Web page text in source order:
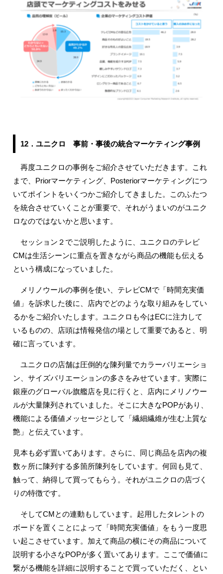
12．ユニクロ 事前・事後の統合マーケティング事例
再度ユニクロの事例をご紹介させていただきます。これ
まで、Priorマーケティング、Posteriorマーケティングにつ
いてポイントをいくつかご紹介してきました。このふたつ
を統合させていくことが重要で、それがうまいのがユニク
ロなのではないかと思います。
セッション２でご説明したように、ユニクロのテレビ
CMは生活シーンに重点を置きながら商品の機能も伝える
という構成になっていました。
メリノウールの事例を使い、テレビCMで「時間充実価
値」を訴求した後に、店内でどのような取り組みをしてい
るかをご紹介いたします。ユニクロも今はECに注力して
いるものの、店頭は情報発信の場として重要であると、明
確に言っています。
ユニクロの店舗は圧倒的な陳列量でカラーバリエーショ
ン、サイズバリエーションの多さをみせています。実際に
銀座のグローバル旗艦店を見に行くと、店内にメリノウー
ルが大量陳列されていました。そこに大きなPOPがあり、
機能による価値メッセージとして「繊細繊維が生む上質な
艶」と伝えています。
見本も必ず置いてあります。さらに、同じ商品を店内の複
数ヶ所に陳列する多箇所陳列をしています。何回も見て、
触って、納得して買ってもらう。それがユニクロの店づく
りの特徴です。
そしてCMとの連動もしています。起用したタレントの
ボードを置くことによって「時間充実価値」をもう一度思
い起こさせています。加えて商品の横にその商品について
説明する小さなPOPが多く置いてあります。ここで価値に
繋がる機能を詳細に説明することで買っていただく、とい